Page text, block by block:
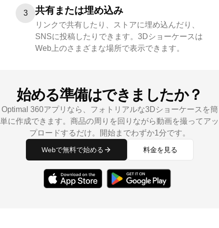
3 共有または埋め込み
リンクで共有したり、ストアに埋め込んだり、
SNSに投稿したりできます。3Dショーケースは
Web上のさまざまな場所で表示できます。
始める準備はできましたか？
Optimal 360アプリなら、フォトリアルな3Dショーケースを簡
単に作成できます。商品の周りを回りながら動画を撮ってアッ
プロードするだけ。開始までわずか1分です。
Webで無料で始める 料金を見る